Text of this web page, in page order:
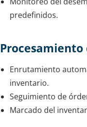
predefinidos.
Enrutamiento
inventario.
Seguimiento de
Marcado del